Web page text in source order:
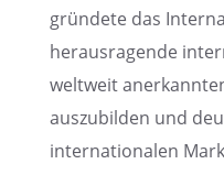
gründete das
heraus­ra­gende
weltweit
auszu­bil­den und
inter­na­tio­na­len